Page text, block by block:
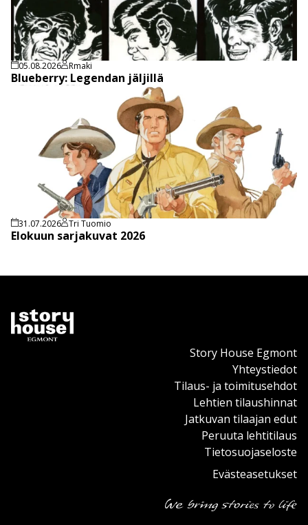
05.08.2026 Rmaki
Blueberry: Legendan jäljillä
31.07.2026 Tri Tuomio
Elokuun sarjakuvat 2026
Story House Egmont
Yhteystiedot
Tilaus- ja toimitusehdot
Lehtien tilaushinnat
Jatkuvan tilaajan edut
Peruuta lehtitilaus
Tietosuojaseloste
Evästeasetukset